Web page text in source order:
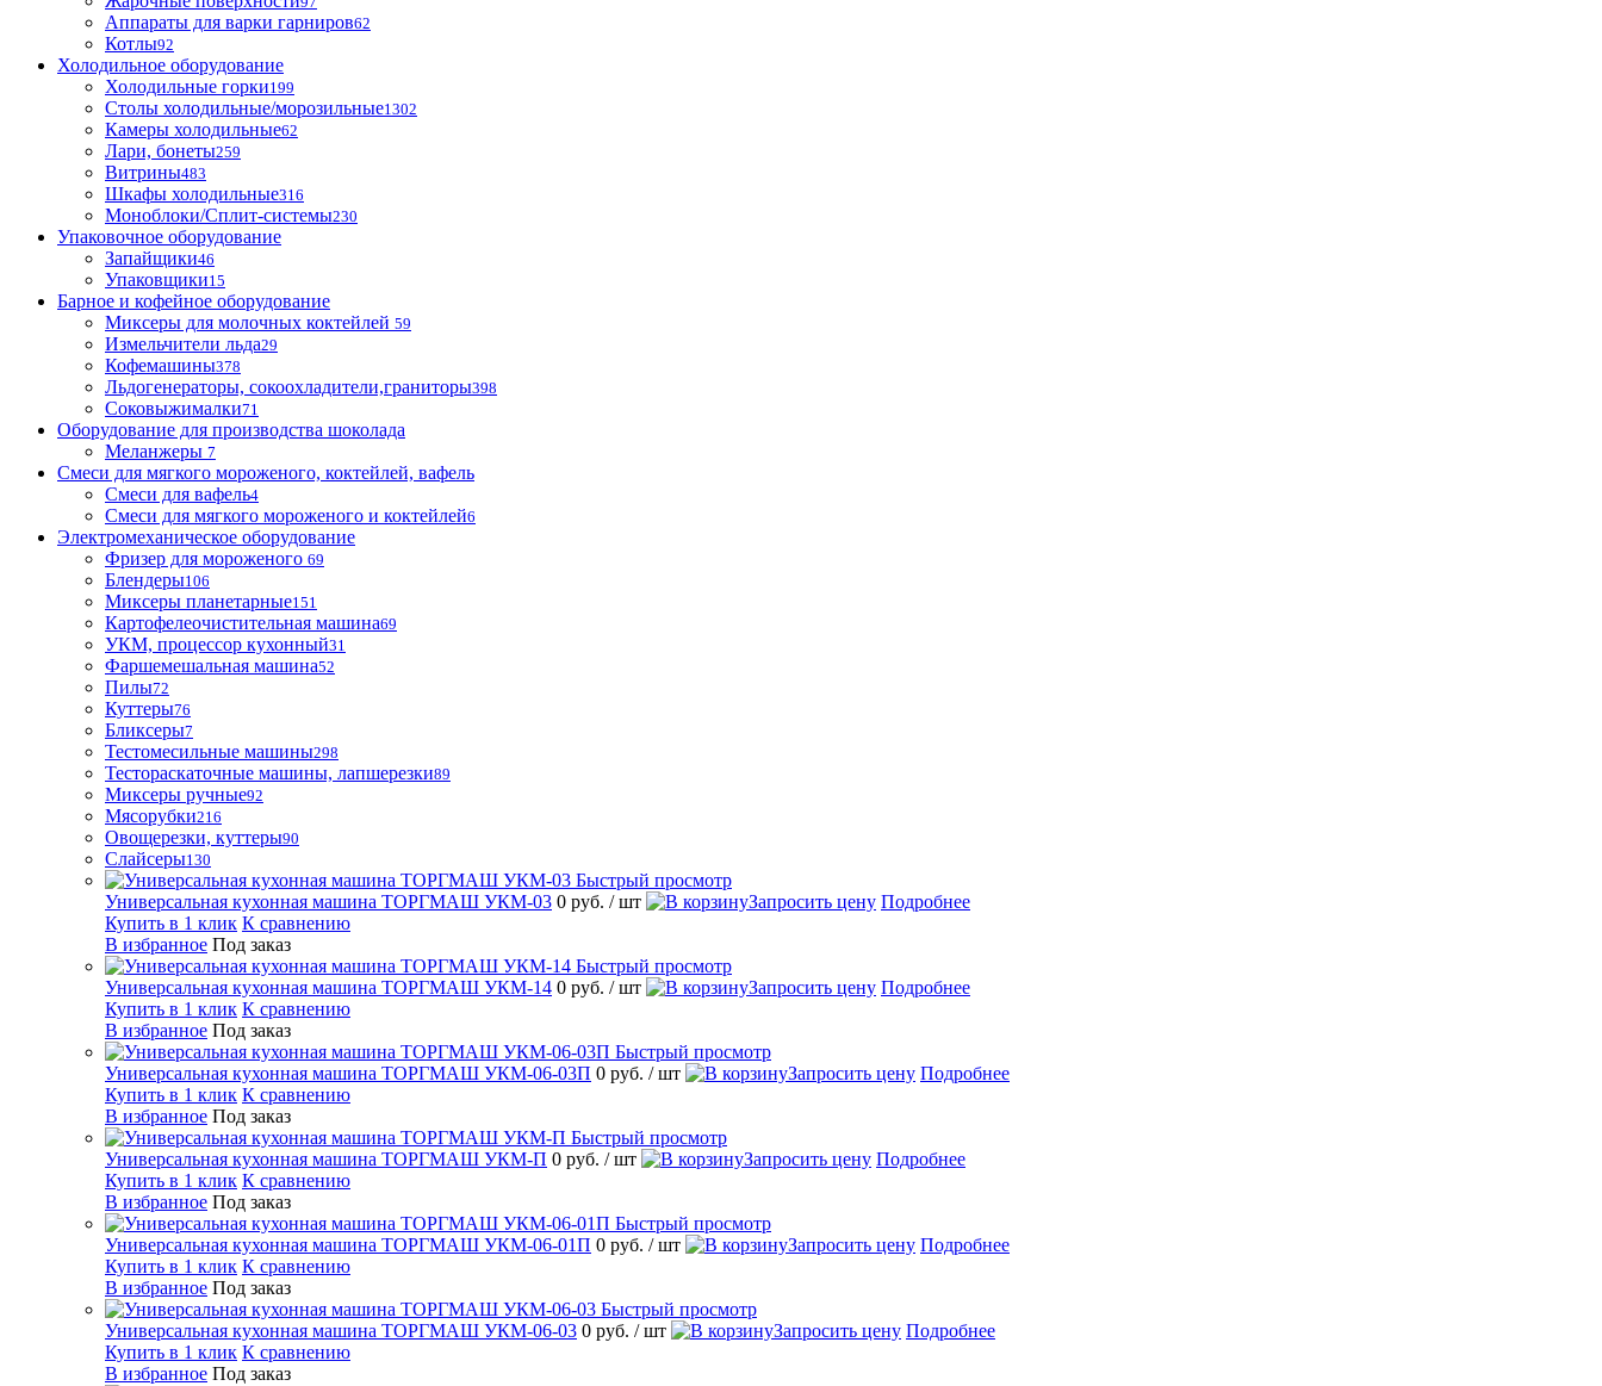
Аппараты для варки гарниров62
Котлы92
Холодильное оборудование
Холодильные горки199
Столы холодильные/морозильные1302
Камеры холодильные62
Лари, бонеты259
Витрины483
Шкафы холодильные316
Моноблоки/Сплит-системы230
Упаковочное оборудование
Запайщики46
Упаковщики15
Барное и кофейное оборудование
Миксеры для молочных коктейлей 59
Измельчители льда29
Кофемашины378
Льдогенераторы, сокоохладители,граниторы398
Соковыжималки71
Оборудование для производства шоколада
Меланжеры 7
Смеси для мягкого мороженого, коктейлей, вафель
Смеси для вафель4
Смеси для мягкого мороженого и коктейлей6
Электромеханическое оборудование
Фризер для мороженого 69
Блендеры106
Миксеры планетарные151
Картофелеочистительная машина69
УКМ, процессор кухонный31
Фаршемешальная машина52
Пилы72
Куттеры76
Бликсеры7
Тестомесильные машины298
Тестораскаточные машины, лапшерезки89
Миксеры ручные92
Мясорубки216
Овощерезки, куттеры90
Слайсеры130
Быстрый просмотр
Универсальная кухонная машина ТОРГМАШ УКМ-03 0 руб. / шт Запросить цену Подробнее
Купить в 1 клик К сравнению
В избранное Под заказ
Быстрый просмотр
Универсальная кухонная машина ТОРГМАШ УКМ-14 0 руб. / шт Запросить цену Подробнее
Купить в 1 клик К сравнению
В избранное Под заказ
Быстрый просмотр
Универсальная кухонная машина ТОРГМАШ УКМ-06-03П 0 руб. / шт Запросить цену Подробнее
Купить в 1 клик К сравнению
В избранное Под заказ
Быстрый просмотр
Универсальная кухонная машина ТОРГМАШ УКМ-П 0 руб. / шт Запросить цену Подробнее
Купить в 1 клик К сравнению
В избранное Под заказ
Быстрый просмотр
Универсальная кухонная машина ТОРГМАШ УКМ-06-01П 0 руб. / шт Запросить цену Подробнее
Купить в 1 клик К сравнению
В избранное Под заказ
Быстрый просмотр
Универсальная кухонная машина ТОРГМАШ УКМ-06-03 0 руб. / шт Запросить цену Подробнее
Купить в 1 клик К сравнению
В избранное Под заказ